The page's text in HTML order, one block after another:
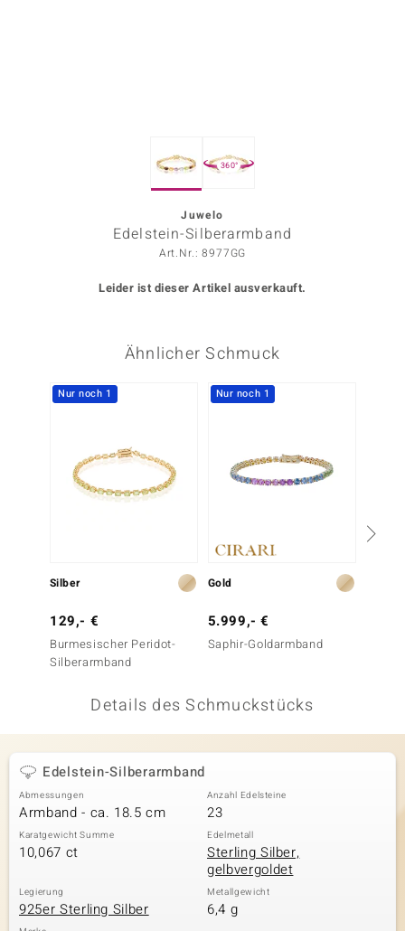
BY DE MELO
360°
Juwelo
Edelstein-Silberarmband
Art.Nr.: 8977GG
Leider ist dieser Artikel ausverkauft.
Ähnlicher Schmuck
Nur noch 1
Silber
129,- €
Burmesischer Peridot-
Silberarmband
Nur noch 1
Gold
5.999,- €
Saphir-Goldarmband
Details des Schmuckstücks
Edelstein-Silberarmband
Abmessungen
Armband - ca. 18.5 cm
Anzahl Edelsteine
23
Karatgewicht Summe
10,067 ct
Edelmetall
Sterling Silber,
gelbvergoldet
Legierung
925er Sterling Silber
Metallgewicht
6,4 g